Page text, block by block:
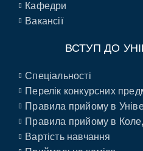
Кафедри
Вакансії
ВСТУП ДО
Спеціальності
Перелік конкурсних
Правила прийому в
Правила прийому в
Вартість навчання